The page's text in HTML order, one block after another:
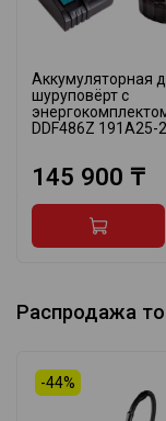
Аккумуляторная
шуруповёрт с
DDF486Z 191A25-2
145 900 ₸
Распродажа
-44%